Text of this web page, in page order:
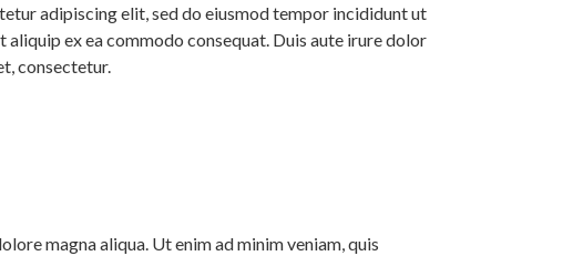
adipiscing elit, sed do eiusmod tempor incididunt ut
ex ea commodo consequat. Duis aute irure dolor
consectetur.
magna aliqua. Ut enim ad minim veniam, quis